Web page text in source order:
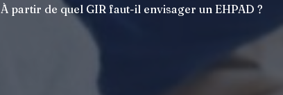
À partir de quel GIR faut-il envisager un EHPAD ?